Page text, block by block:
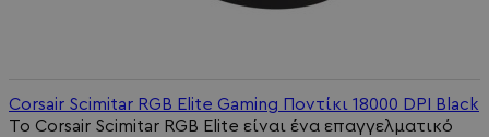
Corsair Scimitar RGB Elite Gaming Ποντίκι 18000 DPI Black
Το Corsair Scimitar RGB Elite είναι ένα επαγγελματικό